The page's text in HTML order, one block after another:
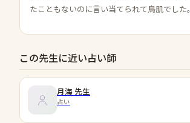
たこともないのに言い当てられて鳥肌でした。
この先生に近い占い師
月海 先生
占い